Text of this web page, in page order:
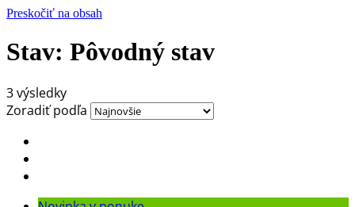
Preskočiť na obsah
Stav: Pôvodný stav
3 výsledky
Zoradiť podľa